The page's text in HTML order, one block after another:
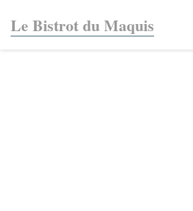
Le Bistrot du Maquis